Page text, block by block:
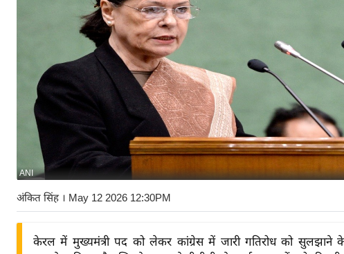
ANI
अंकित सिंह। May 12 2026 12:30PM
केरल में मुख्यमंत्री पद को लेकर कांग्रेस में जारी गतिरोध को सुलझाने के